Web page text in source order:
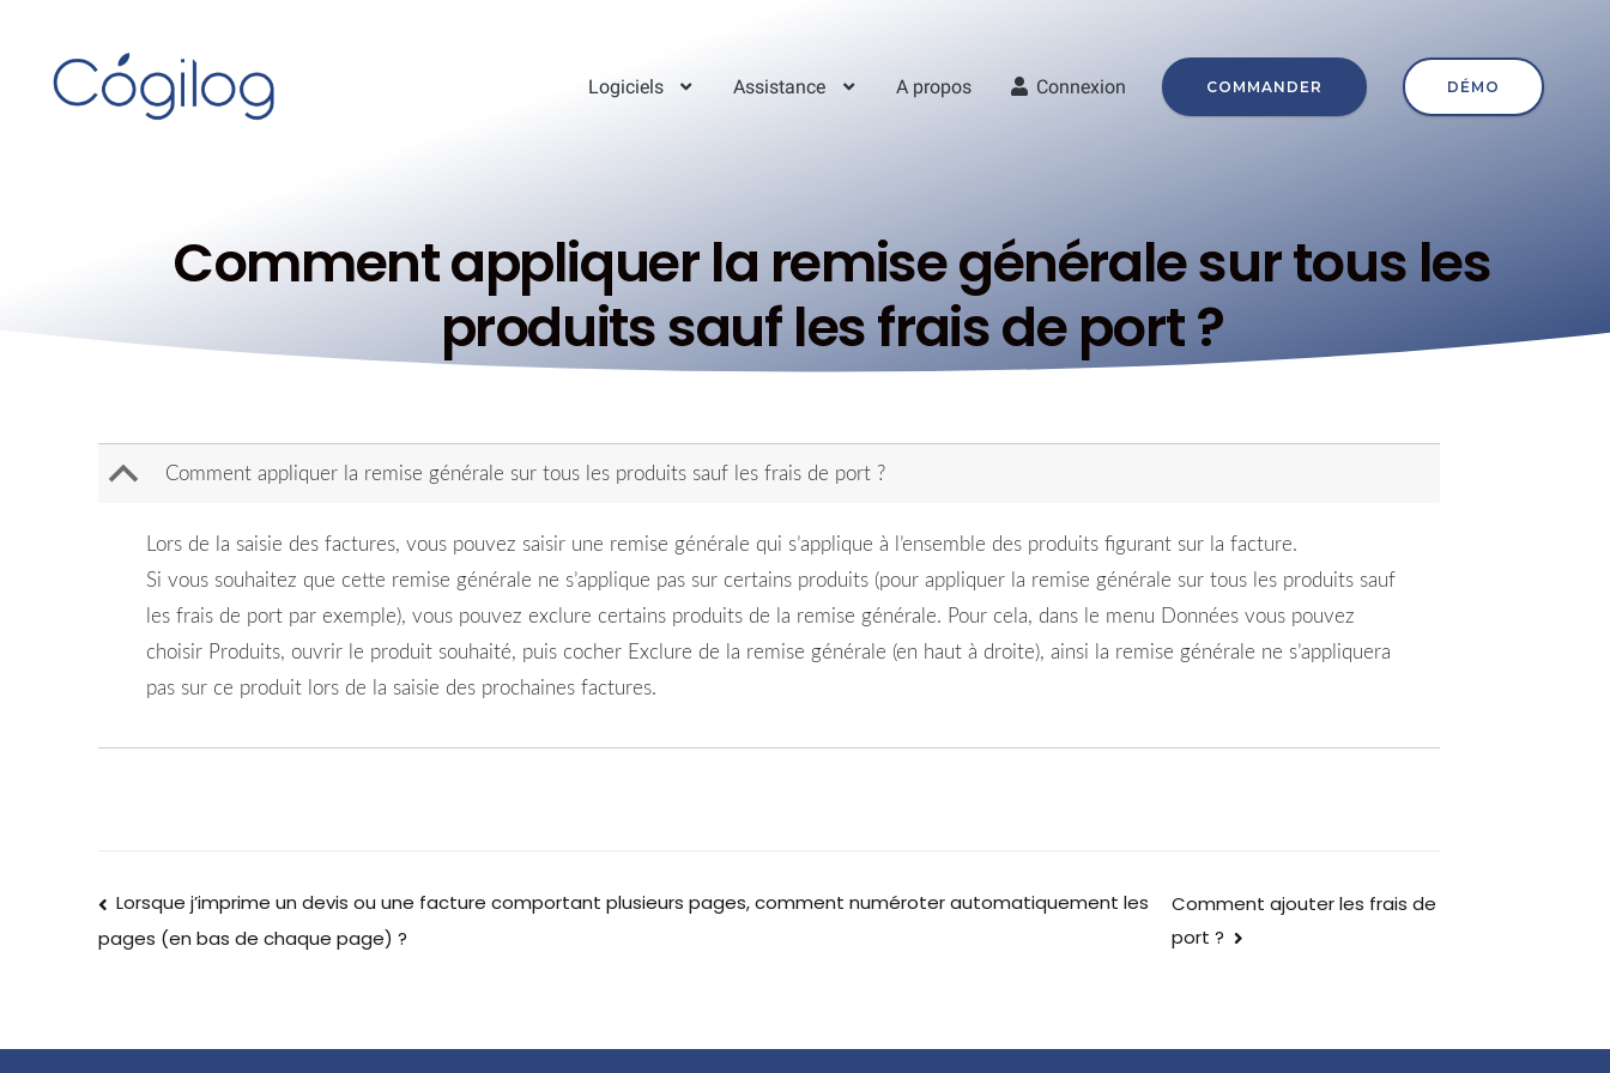
Logiciels Assistance A propos Connexion COMMANDER DÉMO
Comment appliquer la remise générale sur tous les
produits sauf les frais de port ?
B Comment appliquer la remise générale sur tous les produits sauf les frais de port ?
Lors de la saisie des factures, vous pouvez saisir une remise générale qui s’applique à l’ensemble des produits figurant sur la facture.
Si vous souhaitez que cette remise générale ne s’applique pas sur certains produits (pour appliquer la remise générale sur tous les produits sauf
les frais de port par exemple), vous pouvez exclure certains produits de la remise générale. Pour cela, dans le menu Données vous pouvez
choisir Produits, ouvrir le produit souhaité, puis cocher Exclure de la remise générale (en haut à droite), ainsi la remise générale ne s’appliquera
pas sur ce produit lors de la saisie des prochaines factures.
Lorsque j’imprime un devis ou une facture comportant plusieurs pages, comment numéroter automatiquement les
pages (en bas de chaque page) ?
Comment ajouter les frais de
port ?